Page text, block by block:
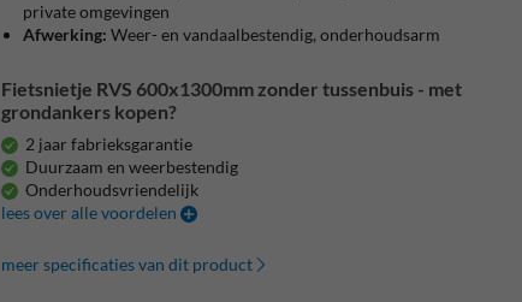
private omgevingen
Afwerking: Weer- en vandaalbestendig, onderhoudsarm
Fietsnietje RVS 600x1300mm zonder tussenbuis - met
grondankers kopen?
2 jaar fabrieksgarantie
Duurzaam en weerbestendig
Onderhoudsvriendelijk
lees over alle voordelen
meer specificaties van dit product